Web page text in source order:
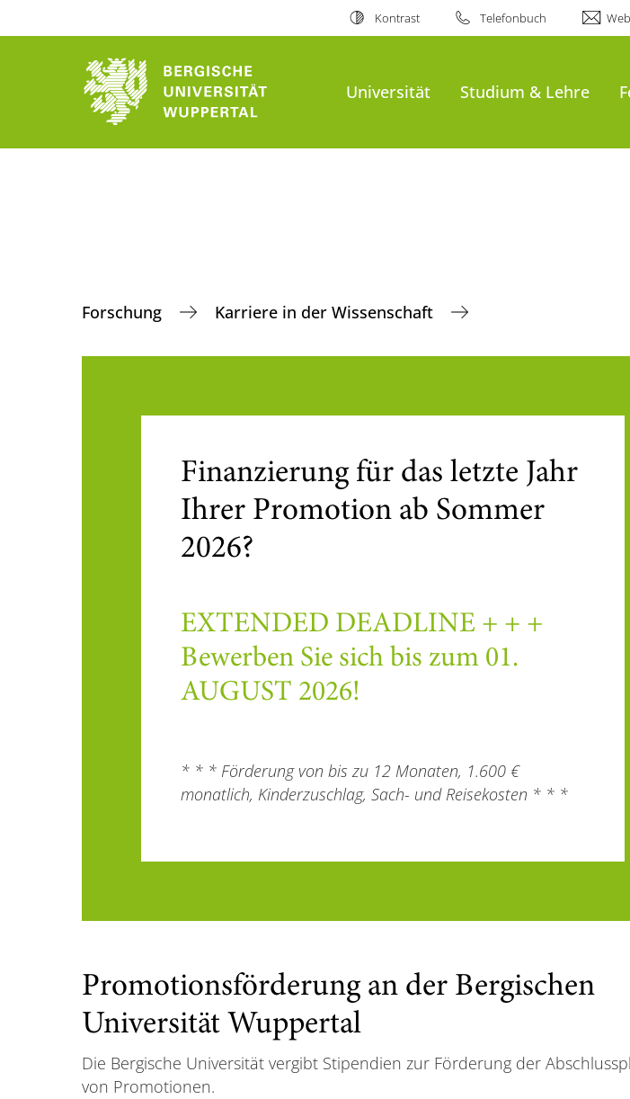
Kontrast Telefonbuch
Universität Studium & Lehre
Forschung Karriere in der Wissenschaft
Finanzierung für das letzte Jahr
Ihrer Promotion ab Sommer
2026?
EXTENDED DEADLINE + + +
Bewerben Sie sich bis zum 01.
AUGUST 2026!
* * * Förderung von bis zu 12 Monaten, 1.600 €
monatlich, Kinderzuschlag, Sach- und Reisekosten * * *
Promotionsförderung an der Bergischen
Universität Wuppertal
Die Bergische Universität vergibt Stipendien zur Förderung der
von Promotionen.